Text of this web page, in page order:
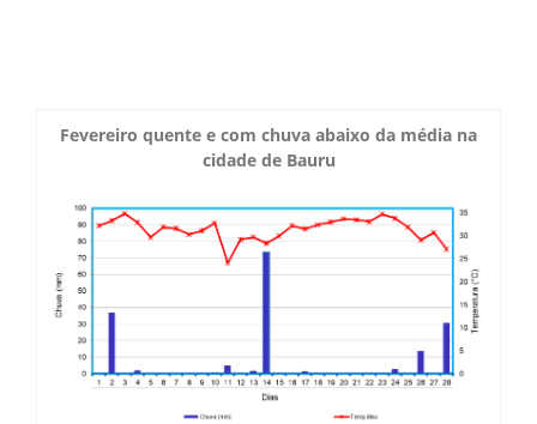
Radar GIS Local
Radar PPI GIS
Alertas no Telegram
Chuva Bauru
Imagens de Satélite
Estação Meteorológica
Modelo Global GFS
Laudos Meteorológicos
Treinamento
Solicitação de Dados
Informações
Saiba Mais
Perguntas Frequentes
Fevereiro quente e com chuva abaixo da média na
cidade de Bauru